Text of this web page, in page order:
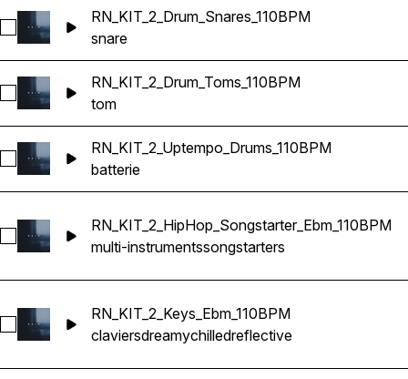
Sélectionnez RN_KIT_2_Drum_Snares_110BPM
RN_KIT_2_Drum_Snares_110BPM
snare
Sélectionnez RN_KIT_2_Drum_Toms_110BPM
RN_KIT_2_Drum_Toms_110BPM
tom
Sélectionnez RN_KIT_2_Uptempo_Drums_110BPM
RN_KIT_2_Uptempo_Drums_110BPM
batterie
Sélectionnez RN_KIT_2_HipHop_Songstarter_Ebm_110BPM
RN_KIT_2_HipHop_Songstarter_Ebm_110BPM
multi-instrumentssongstarters
Sélectionnez RN_KIT_2_Keys_Ebm_110BPM
RN_KIT_2_Keys_Ebm_110BPM
claviersdreamychilledreflective